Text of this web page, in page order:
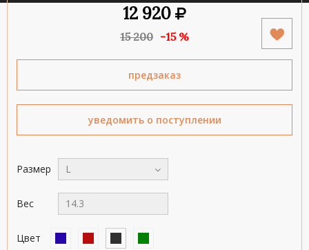
12 920
15 200 -15 %
предзаказ
уведомить о поступлении
Размер L
Вес 14.3
Цвет